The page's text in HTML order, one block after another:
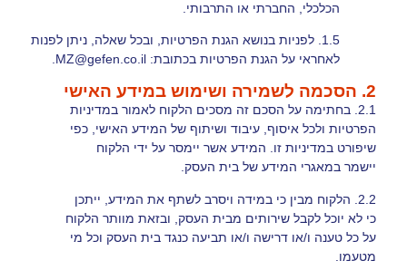
הכלכלי, החברתי או התרבותי.
1.5. לפניות בנושא הגנת הפרטיות, ובכל שאלה, ניתן לפנות
לאחראי על הגנת הפרטיות בכתובת: MZ@gefen.co.il
2. הסכמה לשמירה ושימוש במידע האישי
2.1. בחתימה על הסכם זה מסכים הלקוח לאמור במדיניות
הפרטיות ולכל איסוף, עיבוד ושיתוף של המידע האישי, כפי
שיפורט במדיניות זו. המידע אשר יימסר על ידי הלקוח
יישמר במאגרי המידע של בית העסק.
2.2. הלקוח מבין כי במידה ויסרב לשתף את המידע, ייתכן
כי לא יוכל לקבל שירותים מבית העסק, ובזאת מוותר הלקוח
על כל טענה ו/או דרישה ו/או תביעה כנגד בית העסק וכל מי
מטעמו.